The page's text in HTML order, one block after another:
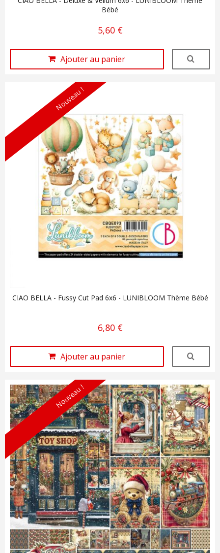
Bébé
5,60 €
Ajouter au panier
Nouveau !
CIAO BELLA - Fussy Cut Pad 6x6 - LUNIBLOOM Thème Bébé
6,80 €
Ajouter au panier
Nouveau !